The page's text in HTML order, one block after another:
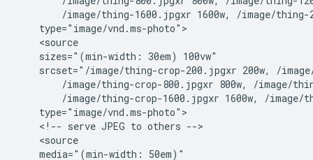
/image/thing-1600.jpgxr 1600w, /image/
    type="image/vnd.ms-photo">
    <source
    sizes="(min-width: 30em) 100vw"
srcset="/image/thing-crop-200.jpgxr 200w, /
/image/thing-crop-800.jpgxr 800w, /image/
/image/thing-crop-1600.jpgxr 1600w, /image/
    type="image/vnd.ms-photo">
    <!-- serve JPEG to others -->
    <source
    media="(min-width: 50em)"